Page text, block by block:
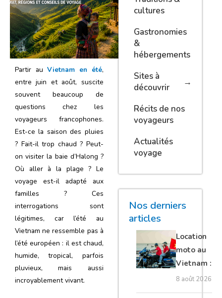
Partir auVietnam en été,
entre juin et août, suscite
souvent beaucoup de
questions chez les
voyageurs francophones.
Est-ce la saison des pluies
? Fait-il trop chaud ? Peut-
on visiter la baie d’Halong ?
Où aller à la plage ? Le
voyage est-il adapté aux
familles ? Ces
interrogations sont
légitimes, car l’été au
Vietnam ne ressemble pas à
l’été européen : il est chaud,
humide, tropical, parfois
pluvieux, mais aussi
incroyablement vivant.
cultures
Gastronomies
&
hébergements
Sites à
découvrir
Récits de nos
voyageurs
Actualités
voyage
Nos derniers
articles
Location
moto au
Vietnam : le
guide
ultime pour
8 août 2026